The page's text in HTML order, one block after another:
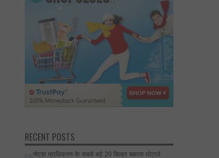
RECENT POSTS